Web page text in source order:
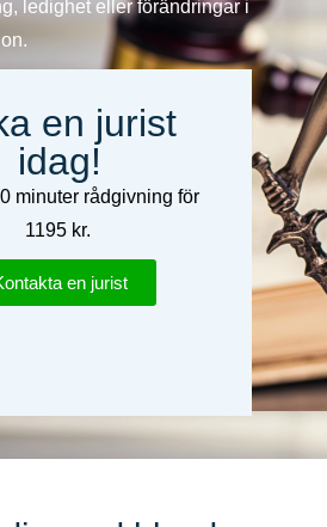
ledighet eller förändringar i
en jurist
idag!
minuter rådgivning för
1195 kr.
en jurist